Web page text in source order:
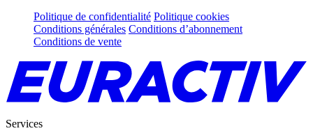
Politique de confidentialité Politique cookies
Conditions générales Conditions d’abonnement
Conditions de vente
Services